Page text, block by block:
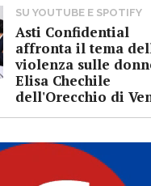
SU YOUTUBE E SPOTIFY
Asti Confidential
affronta il tema
violenza sulle
Elisa Chechile
dell'Orecchio di